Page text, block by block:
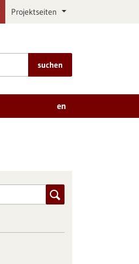
Projektseiten
suchen
en